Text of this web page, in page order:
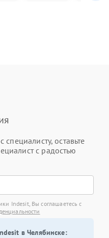
специалисту, оставьте
с радостью
Indesit, Вы соглашаетесь с
в Челябинске: